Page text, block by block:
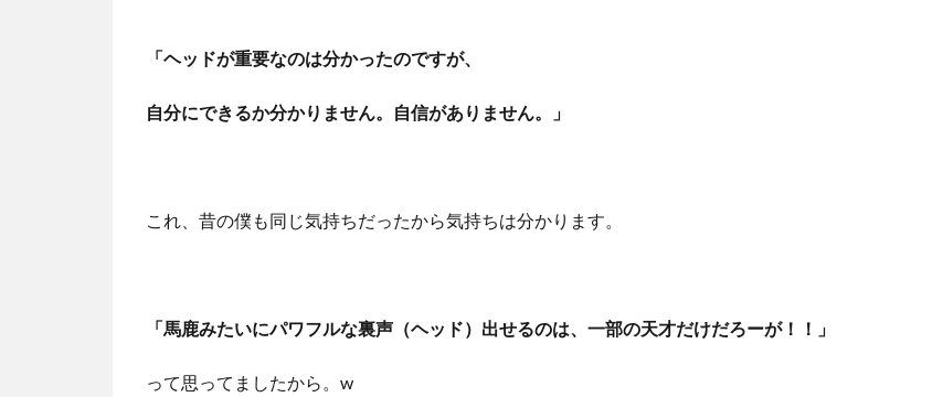
「ヘッドが重要なのは分かったのですが、
自分にできるか分かりません。自信がありません。」
これ、昔の僕も同じ気持ちだったから気持ちは分かります。
「馬鹿みたいにパワフルな裏声（ヘッド）出せるのは、一部の天才だけだろーが！！」
って思ってましたから。w